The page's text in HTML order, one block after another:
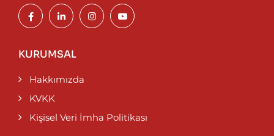
KURUMSAL
Hakkımızda
KVKK
Kişisel Veri İmha Politikası